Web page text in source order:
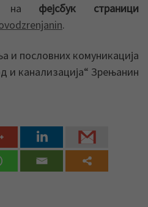
на фејсбук страници
.
и пословних комуникација
и канализација“ Зрењанин